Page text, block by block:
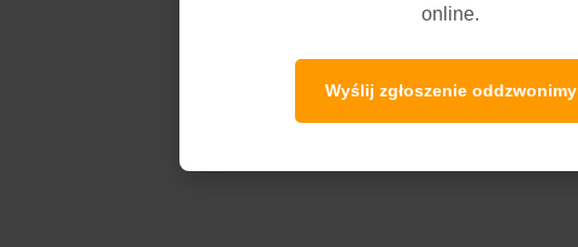
online.
Wyślij zgłoszenie oddzwonimy